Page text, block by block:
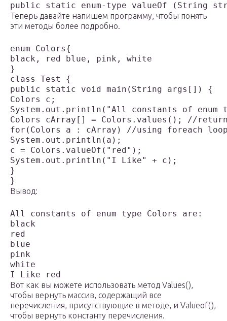
public static enum-type valueOf (String
Теперь давайте напишем программу, чтобы понять
эти методы более подробно.
enum Colors{
black, red blue, pink, white
}
class Test {
public static void main(String args[]) {
Colors c;
System.out.println("All constants of enum
Colors cArray[] = Colors.values(); //
for(Colors a : cArray) //using foreach
System.out.println(a);
c = Colors.valueOf("red");
System.out.println("I Like" + c);
}
}
Вывод:
All constants of enum type Colors are:
black
red
blue
pink
white
I Like red
Вот как вы можете использовать метод Values(),
чтобы вернуть массив, содержащий все
перечисления, присутствующие в методе, и Valueof(),
чтобы вернуть константу перечисления.